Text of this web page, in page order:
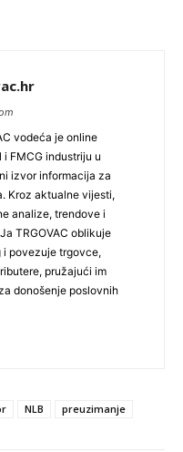
vodeća je online
FMCG industriju u
izvor informacija za
Kroz aktualne vijesti,
analize, trendove i
TRGOVAC oblikuje
povezuje trgovce,
pružajući im
donošenje poslovnih
NLB preuzimanje